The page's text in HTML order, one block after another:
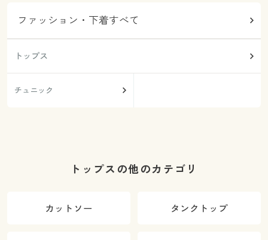
ファッション・下着すべて
トップス
チュニック
トップスの他のカテゴリ
カットソー タンクトップ